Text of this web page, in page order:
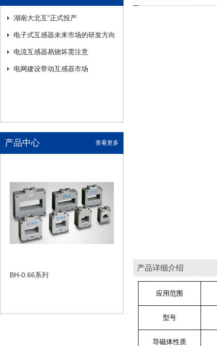
湖南大北互”正式投产
电子式互感器未来市场的研发方向
电流互感器易烧坏需注意
电网建设带动互感器市场
查看更多
产品中心
BH-0.66系列
产品详细介绍
应用范围
型号
导磁体性质